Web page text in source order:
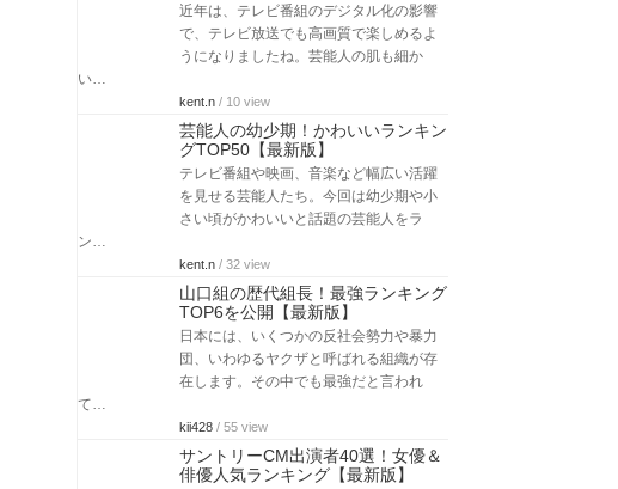
近年は、テレビ番組のデジタル化の影響
で、テレビ放送でも高画質で楽しめるよ
うになりましたね。芸能人の肌も細か
い…
kent.n / 10 view
芸能人の幼少期！かわいいランキン
グTOP50【最新版】
テレビ番組や映画、音楽など幅広い活躍
を見せる芸能人たち。今回は幼少期や小
さい頃がかわいいと話題の芸能人をラ
ン…
kent.n / 32 view
山口組の歴代組長！最強ランキング
TOP6を公開【最新版】
日本には、いくつかの反社会勢力や暴力
団、いわゆるヤクザと呼ばれる組織が存
在します。その中でも最強だと言われ
て…
kii428 / 55 view
サントリーCM出演者40選！女優＆
俳優人気ランキング【最新版】